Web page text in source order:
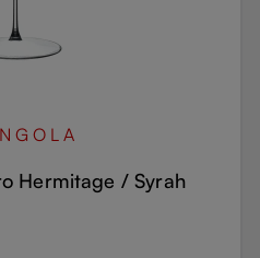
Hermitage / Syrah